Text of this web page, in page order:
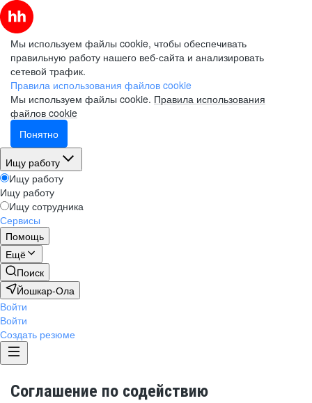
Мы используем файлы cookie, чтобы обеспечивать
правильную работу нашего веб-сайта и анализировать
сетевой трафик.
Правила использования файлов cookie
Мы используем файлы cookie. Правила использования
файлов cookie
Понятно
Ищу работу
Ищу работу
Ищу работу
Ищу сотрудника
Сервисы
Помощь
Ещё
Поиск
Йошкар-Ола
Войти
Войти
Создать резюме
Соглашение по содействию